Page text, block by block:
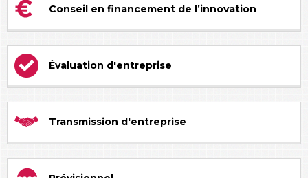
Conseil en financement de l’innovation
Évaluation d'entreprise
Transmission d'entreprise